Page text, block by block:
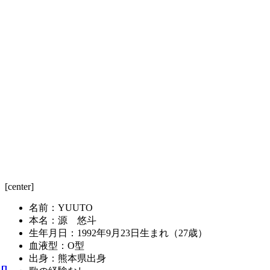
[center]
名前：YUUTO
本名：源 悠斗
生年月日：1992年9月23日生まれ（27歳）
血液型：O型
出身：熊本県出身